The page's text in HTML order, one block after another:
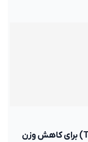
تایید داروی تیرزپاتید (Tirzepatide) برای کاهش وزن